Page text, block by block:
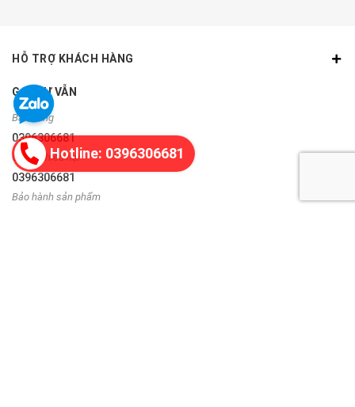
HỖ TRỢ KHÁCH HÀNG
GỌI TƯ VẪN
Bán hàng
0396306681
Góp ý, khiếu nại
0396306681
Bảo hành sản phẩm
Hotline: 0396306681